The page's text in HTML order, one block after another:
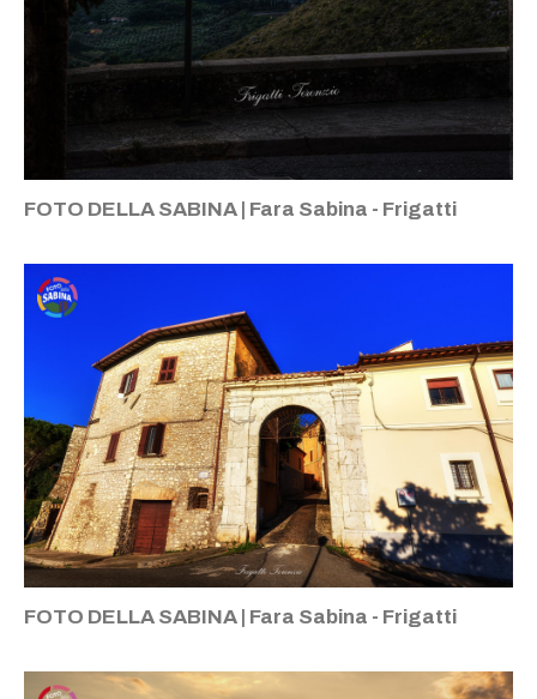
FOTO DELLA SABINA | Fara Sabina - Frigatti
FOTO DELLA SABINA | Fara Sabina - Frigatti